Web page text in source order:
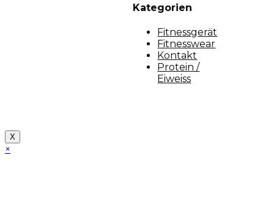
Kategorien
Fitnessgerät
Fitnesswear
Kontakt
Protein /
Eiweiss
X
×